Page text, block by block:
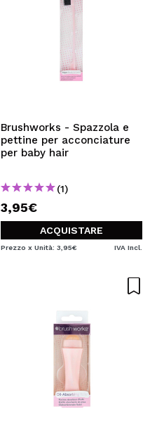
Brushworks - Spazzola e
pettine per acconciature
per baby hair
(1)
3,95€
ACQUISTARE
Prezzo x Unità: 3,95€ IVA Incl.